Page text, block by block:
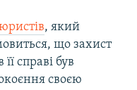
, який
що захист
справі був
своєю